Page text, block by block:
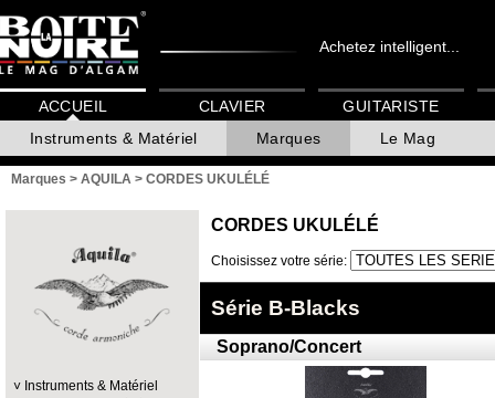
Achetez intelligent...
ACCUEIL
Instruments & Matériel
Marques Le Mag
CLAVIER GUITARISTE
Marques > AQUILA > CORDES UKULÉLÉ
Instruments & Matériel
CORDES UKULÉLÉ
Choisissez votre série:
Série B-Blacks
Soprano/Concert